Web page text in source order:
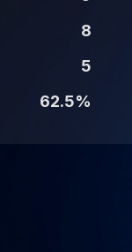
8
5
62.5%